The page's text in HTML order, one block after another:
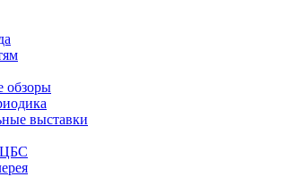
выставки
ЦБС